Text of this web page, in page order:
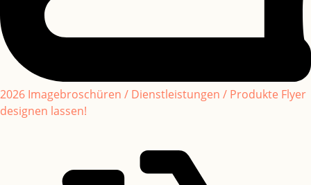
2026 Imagebroschüren / Dienstleistungen / Produkte Flyer
designen lassen!